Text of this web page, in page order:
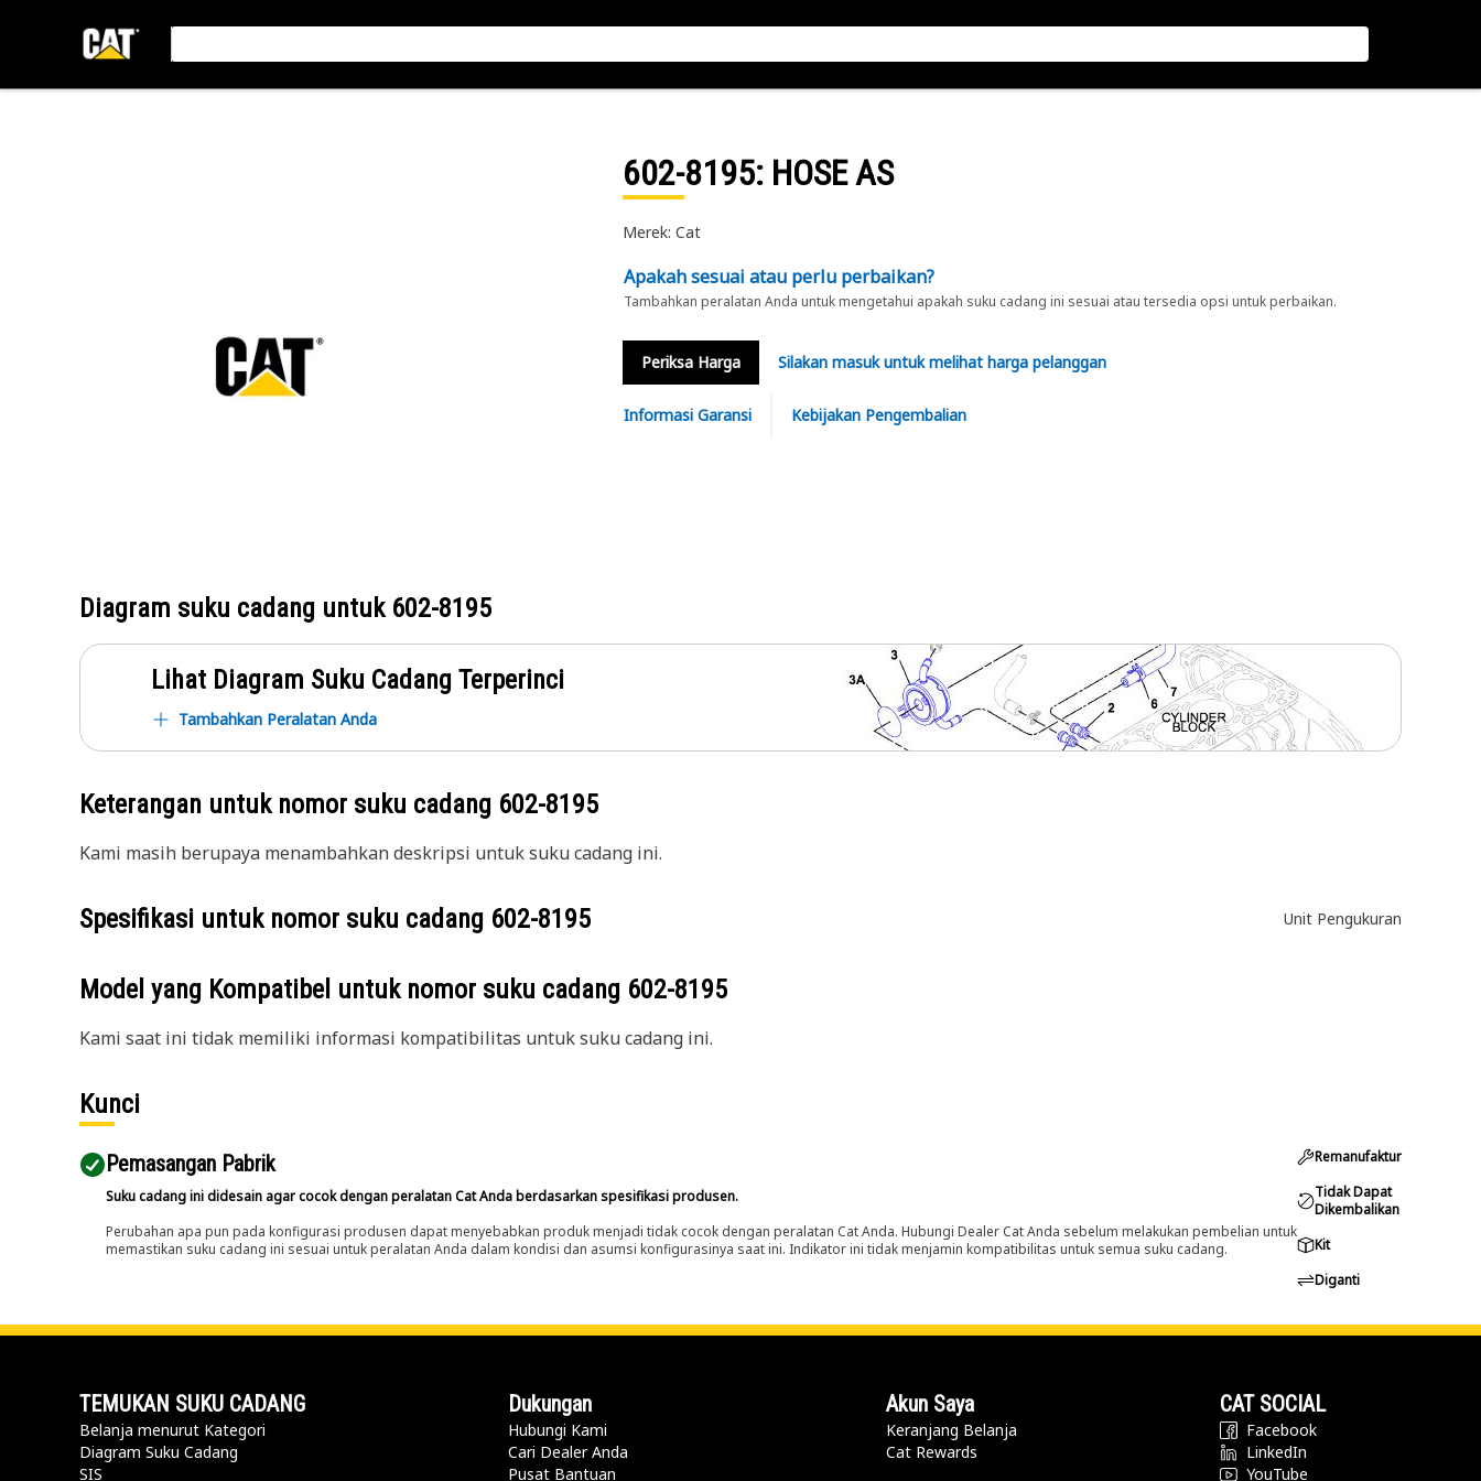
602-8195: HOSE AS
Merek: Cat
Apakah sesuai atau perlu perbaikan?
Tambahkan peralatan Anda untuk mengetahui apakah suku cadang ini sesuai atau tersedia opsi untuk perbaikan.
Periksa Harga Silakan masuk untuk melihat harga pelanggan
Informasi Garansi Kebijakan Pengembalian
Diagram suku cadang untuk 602-8195
Lihat Diagram Suku Cadang Terperinci
Tambahkan Peralatan Anda
Keterangan untuk nomor suku cadang 602-8195
Kami masih berupaya menambahkan deskripsi untuk suku cadang ini.
Spesifikasi untuk nomor suku cadang 602-8195 Unit Pengukuran
Model yang Kompatibel untuk nomor suku cadang 602-8195
Kami saat ini tidak memiliki informasi kompatibilitas untuk suku cadang ini.
Kunci
Pemasangan Pabrik
Suku cadang ini didesain agar cocok dengan peralatan Cat Anda berdasarkan spesifikasi produsen.
Perubahan apa pun pada konfigurasi produsen dapat menyebabkan produk menjadi tidak cocok dengan peralatan Cat Anda. Hubungi Dealer Cat Anda sebelum melakukan pembelian untuk
memastikan suku cadang ini sesuai untuk peralatan Anda dalam kondisi dan asumsi konfigurasinya saat ini. Indikator ini tidak menjamin kompatibilitas untuk semua suku cadang.
Remanufaktur
Tidak Dapat
Dikembalikan
Kit
Diganti
TEMUKAN SUKU CADANG
Belanja menurut Kategori
Diagram Suku Cadang
SIS
Dukungan
Hubungi Kami
Cari Dealer Anda
Pusat Bantuan
Akun Saya
Keranjang Belanja
Cat Rewards
CAT SOCIAL
Facebook
LinkedIn
YouTube